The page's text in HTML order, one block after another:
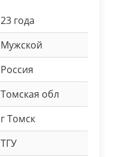
23 года
Мужской
Россия
Томская обл
г Томск
ТГУ